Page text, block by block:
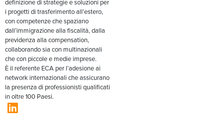
definizione di strategie e soluzioni per
i progetti di trasferimento all’estero,
con competenze che spaziano
dall’immigrazione alla fiscalità, dalla
previdenza alla compensation,
collaborando sia con multinazionali
che con piccole e medie imprese.
È il referente ECA per l’adesione ai
network internazionali che assicurano
la presenza di professionisti qualificati
in oltre 100 Paesi.